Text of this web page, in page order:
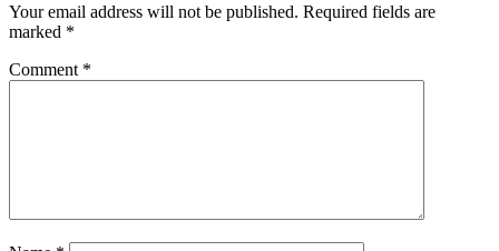
Your email address will not be published. Required fields are
marked *
Comment *